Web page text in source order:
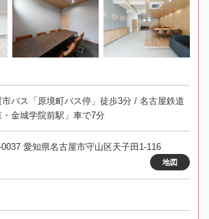
市バス「原境町バス停」徒歩3分 / 名古屋鉄道
・金城学院前駅」車で7分
愛知県名古屋市守山区天子田1-116
地図